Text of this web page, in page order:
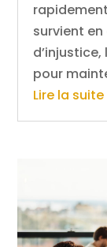
survient
pour
Lire la suite